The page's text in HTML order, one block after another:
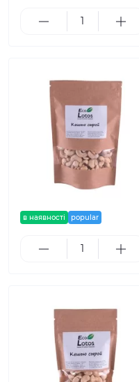
в наявності popular